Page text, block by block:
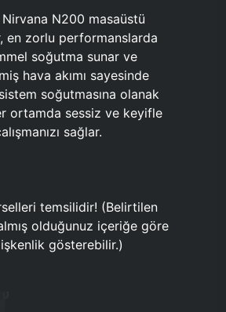
N200 masaüstü
en zorlu performanslarda
soğutma sunar ve
hava akımı sayesinde
soğutmasına olanak
ortamda sessiz ve keyifle
sağlar.
temsilidir! (Belirtilen
olduğunuz içeriğe göre
gösterebilir.)